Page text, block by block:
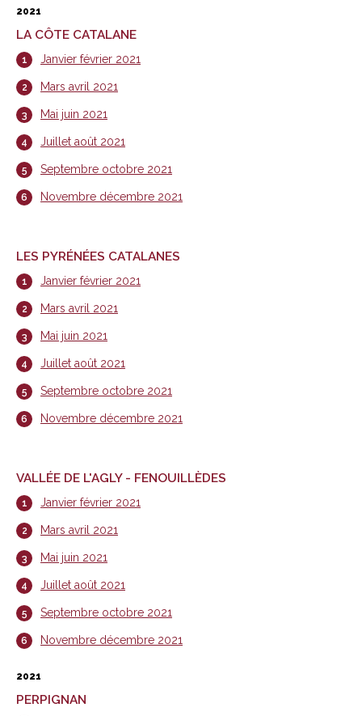
2021
LA CÔTE CATALANE
Janvier février 2021
Mars avril 2021
Mai juin 2021
Juillet août 2021
Septembre octobre 2021
Novembre décembre 2021
LES PYRÉNÉES CATALANES
Janvier février 2021
Mars avril 2021
Mai juin 2021
Juillet août 2021
Septembre octobre 2021
Novembre décembre 2021
VALLÉE DE L'AGLY - FENOUILLÈDES
Janvier février 2021
Mars avril 2021
Mai juin 2021
Juillet août 2021
Septembre octobre 2021
Novembre décembre 2021
2021
PERPIGNAN